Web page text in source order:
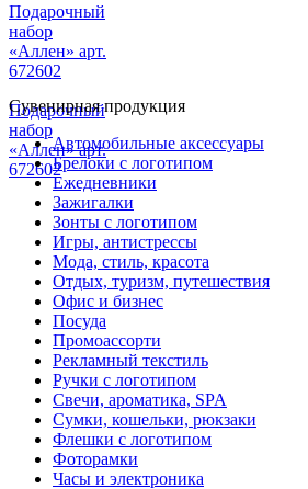
Подарочный
набор
«Аллен» арт.
672602
Подарочный
набор
«Аллен» арт.
672602
Сувенирная продукция
Автомобильные аксессуары
Брелоки с логотипом
Ежедневники
Зажигалки
Зонты с логотипом
Игры, антистрессы
Мода, стиль, красота
Отдых, туризм, путешествия
Офис и бизнес
Посуда
Промоассорти
Рекламный текстиль
Ручки с логотипом
Свечи, ароматика, SPA
Сумки, кошельки, рюкзаки
Флешки с логотипом
Фоторамки
Часы и электроника